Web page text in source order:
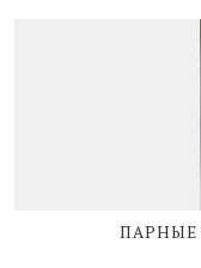
ПАРНЫЕ